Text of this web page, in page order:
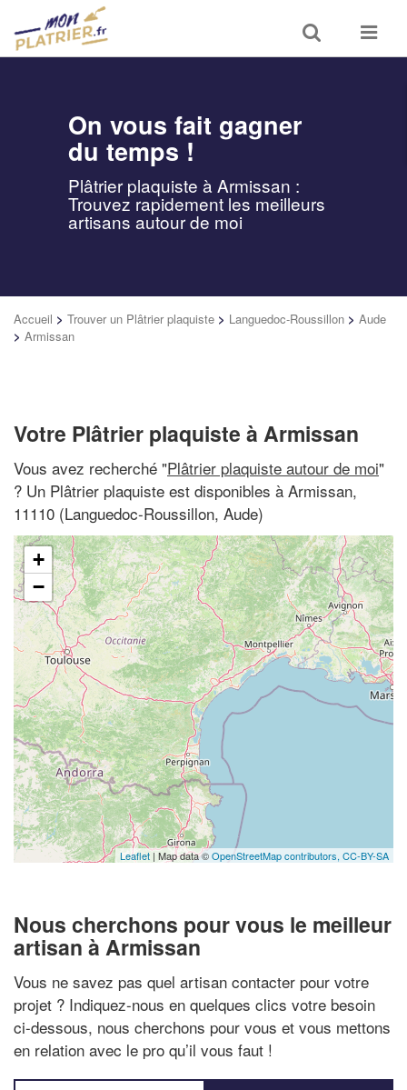
Toggle
search
Toggle
On vous fait gagner
du temps !
Plâtrier plaquiste à Armissan :
Trouvez rapidement les meilleurs
artisans autour de moi
Accueil > Trouver un Plâtrier plaquiste > Languedoc-Roussillon > Aude
> Armissan
Votre Plâtrier plaquiste à Armissan
Vous avez recherché "Plâtrier plaquiste autour de moi"
? Un Plâtrier plaquiste est disponibles à Armissan,
11110 (Languedoc-Roussillon, Aude)
+
−
Leaflet| Map data ©OpenStreetMap contributors, CC-BY-SA
Nous cherchons pour vous le meilleur
artisan à Armissan
Vous ne savez pas quel artisan contacter pour votre
projet ? Indiquez-nous en quelques clics votre besoin
ci-dessous, nous cherchons pour vous et vous mettons
en relation avec le pro qu’il vous faut !